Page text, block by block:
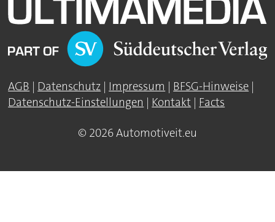
AGB | Datenschutz | Impressum | BFSG-Hinweise |
Datenschutz-Einstellungen | Kontakt | Facts
© 2026 Automotiveit.eu